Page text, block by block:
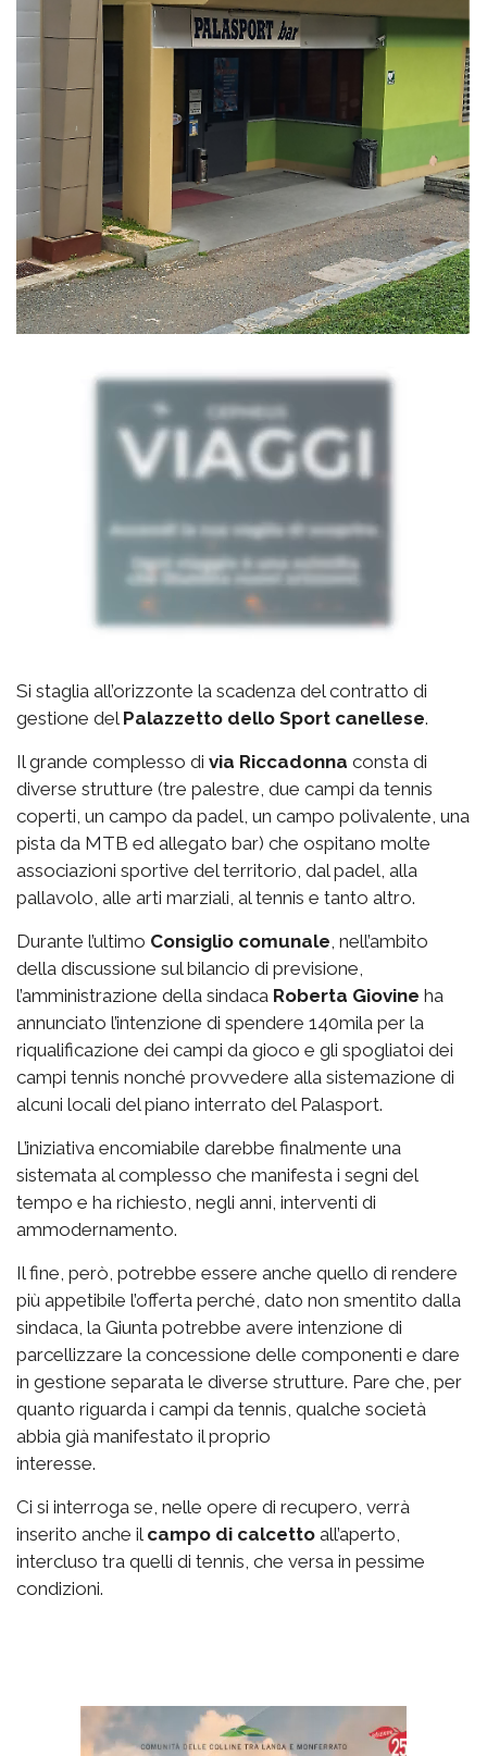
Si staglia all’orizzonte la scadenza del contratto di
gestione del Palazzetto dello Sport canellese.
Il grande complesso di via Riccadonna consta di
diverse strutture (tre palestre, due campi da tennis
coperti, un campo da padel, un campo polivalente, una
pista da MTB ed allegato bar) che ospitano molte
associazioni sportive del territorio, dal padel, alla
pallavolo, alle arti marziali, al tennis e tanto altro.
Durante l’ultimo Consiglio comunale, nell’ambito
della discussione sul bilancio di previsione,
l’amministrazione della sindaca Roberta Giovine ha
annunciato l’intenzione di spendere 140mila per la
riqualificazione dei campi da gioco e gli spogliatoi dei
campi tennis nonché provvedere alla sistemazione di
alcuni locali del piano interrato del Palasport.
L’iniziativa encomiabile darebbe finalmente una
sistemata al complesso che manifesta i segni del
tempo e ha richiesto, negli anni, interventi di
ammodernamento.
Il fine, però, potrebbe essere anche quello di rendere
più appetibile l’offerta perché, dato non smentito dalla
sindaca, la Giunta potrebbe avere intenzione di
parcellizzare la concessione delle componenti e dare
in gestione separata le diverse strutture. Pare che, per
quanto riguarda i campi da tennis, qualche società
abbia già manifestato il proprio
interesse.
Ci si interroga se, nelle opere di recupero, verrà
inserito anche il campo di calcetto all’aperto,
intercluso tra quelli di tennis, che versa in pessime
condizioni.